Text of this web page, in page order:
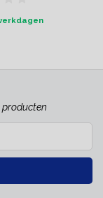
producten